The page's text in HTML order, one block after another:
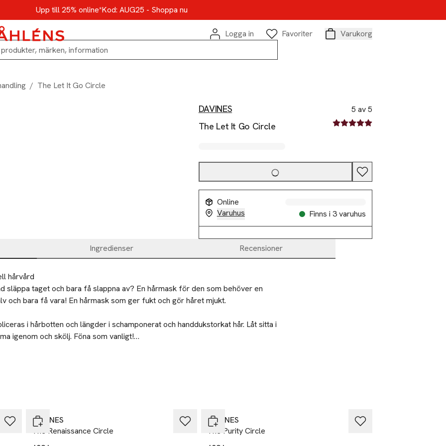
Upp till 25% online*Kod: AUG25 - Shoppa nu
Logga in
Favoriter
Varukorg
/ The Let It Go Circle
DAVINES
The Let It Go Circle
5 av 5
5 av fem stjärnor
Online
Varuhus
Finns i 3 varuhus
Ingredienser Recensioner
hårvård
släppa taget och bara få slappna av? En hårmask för den som behöver en
och bara få vara! En hårmask som ger fukt och gör håret mjukt.
i hårbotten och längder i schamponerat och handdukstorkat hår. Låt sitta i
igenom och skölj. Föna som vanligt!
brahmiolja som verkar återställande och lugnande.
Calzolari 55/A
43126
DAVINES
The Renaissance Circle
DAVINES
The Purity Circle